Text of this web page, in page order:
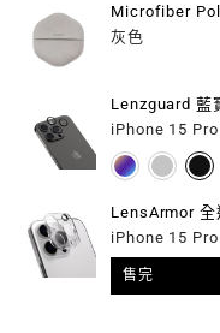
化
玻
璃
保
貼
化
璃
保
護
貼
灰色
Lenzguard 藍
iPhone 15
LensArmor
iPhone 15
售完